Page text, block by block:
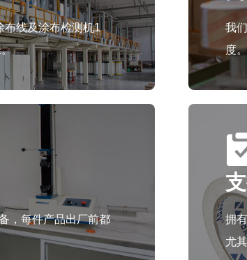
布线及涂布检测机1
我
度
，每件产品出厂前都
拥
尤